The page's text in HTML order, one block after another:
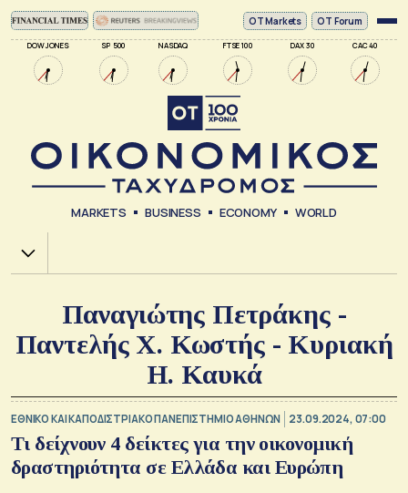
DOW JONES SP 500 NASDAQ FTSE 100 DAX 30 CAC 40
ΟΤ Markets OT Forum
MARKETS BUSINESS ECONOMY WORLD
Χ.Α.
Παναγιώτης Πετράκης -
Παντελής Χ. Κωστής - Κυριακή
Η. Καυκά
ΕΘΝΙΚΟ ΚΑΙ ΚΑΠΟΔΙΣΤΡΙΑΚΟ ΠΑΝΕΠΙΣΤΗΜΙΟ ΑΘΗΝΩΝ 23.09.2024, 07:00
Τι δείχνουν 4 δείκτες για την οικονομική
δραστηριότητα σε Ελλάδα και Ευρώπη